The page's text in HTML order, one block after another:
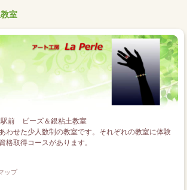
室
前 ビーズ＆銀粘土教室
わせた少人数制の教室です。それぞれの教室に体験
格取得コースがあります。
ップ